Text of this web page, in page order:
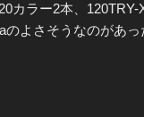
カラー2本、120TRY-
よさそうなのがあっ